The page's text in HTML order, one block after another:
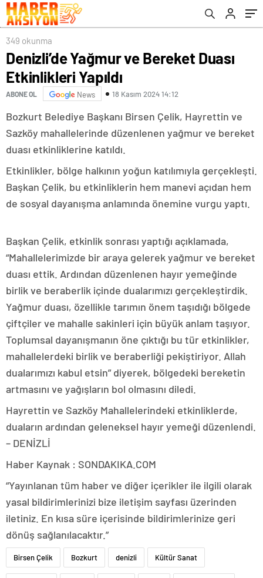
349 okunma
Denizli’de Yağmur ve Bereket Duası
Etkinlikleri Yapıldı
ABONE OL News 18 Kasım 2024 14:12
Bozkurt Belediye Başkanı Birsen Çelik, Hayrettin ve
Sazköy mahallelerinde düzenlenen yağmur ve bereket
duası etkinliklerine katıldı.
Etkinlikler, bölge halkının yoğun katılımıyla gerçekleşti.
Başkan Çelik, bu etkinliklerin hem manevi açıdan hem
de sosyal dayanışma anlamında önemine vurgu yaptı.
Başkan Çelik, etkinlik sonrası yaptığı açıklamada,
“Mahallelerimizde bir araya gelerek yağmur ve bereket
duası ettik. Ardından düzenlenen hayır yemeğinde
birlik ve beraberlik içinde dualarımızı gerçekleştirdik.
Yağmur duası, özellikle tarımın önem taşıdığı bölgede
çiftçiler ve mahalle sakinleri için büyük anlam taşıyor.
Toplumsal dayanışmanın öne çıktığı bu tür etkinlikler,
mahallelerdeki birlik ve beraberliği pekiştiriyor. Allah
dualarımızı kabul etsin” diyerek, bölgedeki bereketin
artmasını ve yağışların bol olmasını diledi.
Hayrettin ve Sazköy Mahallelerindeki etkinliklerde,
duaların ardından geleneksel hayır yemeği düzenlendi.
– DENİZLİ
Haber Kaynak : SONDAKIKA.COM
“Yayınlanan tüm haber ve diğer içerikler ile ilgili olarak
yasal bildirimlerinizi bize iletişim sayfası üzerinden
iletiniz. En kısa süre içerisinde bildirimlerinize geri
dönüş sağlanılacaktır.”
Birsen Çelik Bozkurt denizli Kültür Sanat